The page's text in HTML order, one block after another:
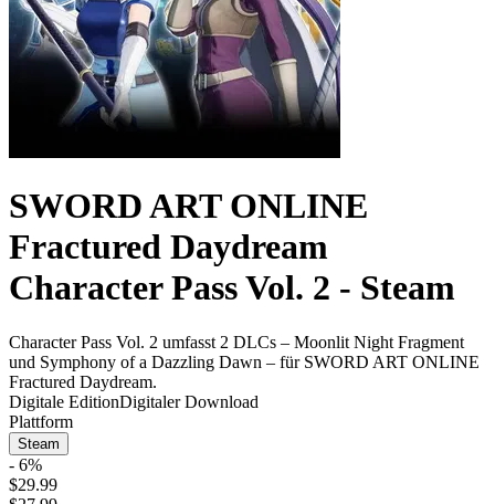
SWORD ART ONLINE
Fractured Daydream
Character Pass Vol. 2 - Steam
Character Pass Vol. 2 umfasst 2 DLCs – Moonlit Night Fragment
und Symphony of a Dazzling Dawn – für SWORD ART ONLINE
Fractured Daydream.
Digitale EditionDigitaler Download
Plattform
Steam
- 6%
$29.99